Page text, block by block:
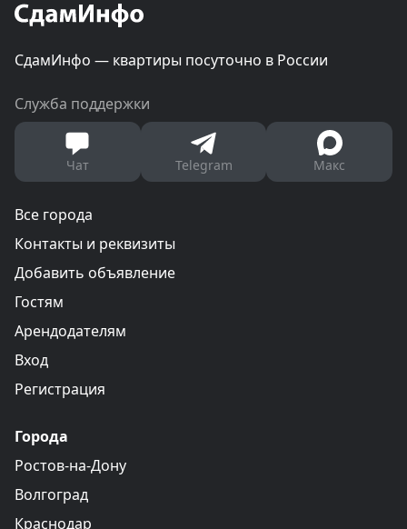
СдамИнфо — квартиры посуточно в России
Служба поддержки
Чат Telegram Макс
Все города
Контакты и реквизиты
Добавить объявление
Гостям
Арендодателям
Вход
Регистрация
Города
Ростов-на-Дону
Волгоград
Краснодар